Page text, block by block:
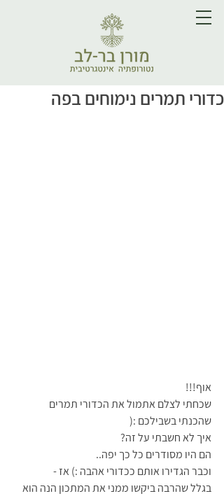
כדורי תמרים נימוחים בפה
אוף!!!
שכחתי לצלם אתמול את הכדורי תמרים
שהכנתי בשבילכם :(
איך לא חשבתי על זה?
הם היו מסודרים כל כך יפה..
וכבר הגדירו אותם ככדורי אהבה :) אז -
בגלל שהרבה ביקשו ממני את המתכון הנה הוא